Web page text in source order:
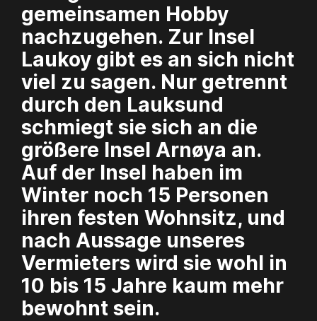
gemeinsamen Hobby
nachzugehen. Zur Insel
Laukoy gibt es an sich nicht
viel zu sagen. Nur getrennt
durch den Lauksund
schmiegt sie sich an die
größere Insel Arnøya an.
Auf der Insel haben im
Winter noch 15 Personen
ihren festen Wohnsitz, und
nach Aussage unseres
Vermieters wird sie wohl in
10 bis 15 Jahre kaum mehr
bewohnt sein.